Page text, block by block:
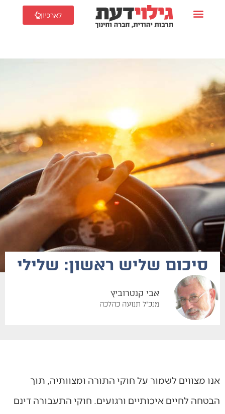
לארכיון
סיכום שליש ראשון: שלילי
אבי קנטרוביץ
מנכ"ל תנועה כהלכה
אנו מצווים לשמור על חוקי התורה ומצוותיה, תוך
הבטחה לחיים איכותיים ורגועים. חוקי התעבורה דינם